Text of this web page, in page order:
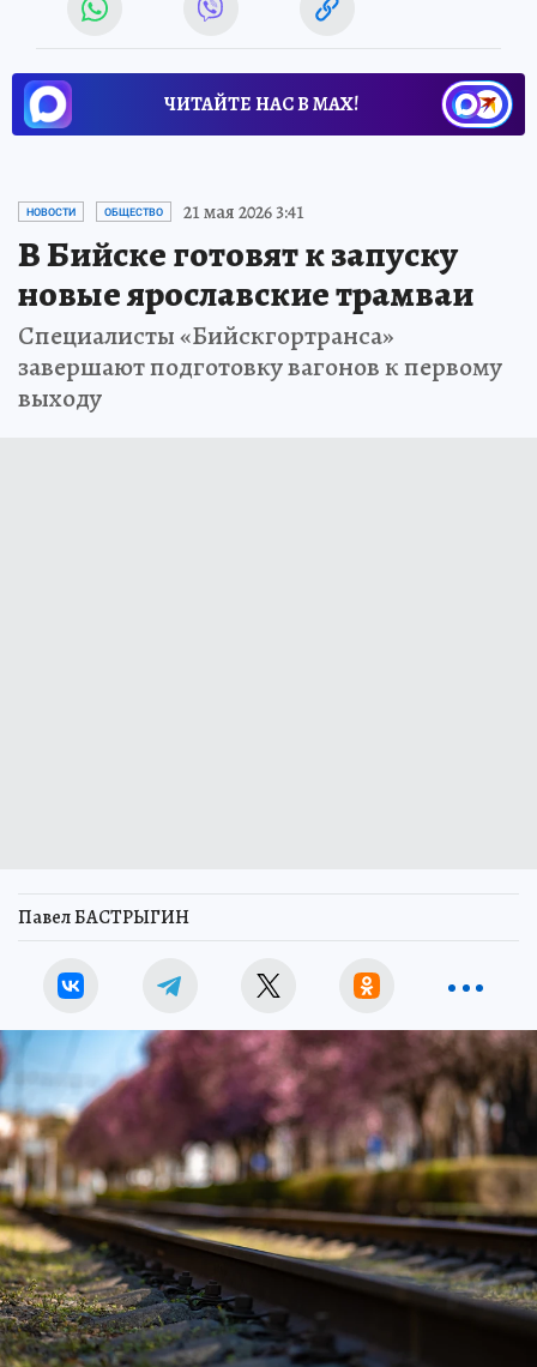
ЧИТАЙТЕ НАС В МАХ!
НОВОСТИ ОБЩЕСТВО 21 мая 2026 3:41
В Бийске готовят к запуску
новые ярославские трамваи
Специалисты «Бийскгортранса»
завершают подготовку вагонов к первому
выходу
Павел БАСТРЫГИН